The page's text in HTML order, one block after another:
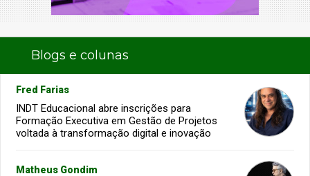
Blogs e colunas
Fred Farias
INDT Educacional abre inscrições para
Formação Executiva em Gestão de Projetos
voltada à transformação digital e inovação
Matheus Gondim